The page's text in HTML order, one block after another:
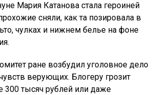
Мария Катанова стала героиней
сняли, как та позировала в
чулках и нижнем белье на фоне
ране возбудил уголовное дело
верующих. Блогеру грозит
300 тысяч рублей или даже